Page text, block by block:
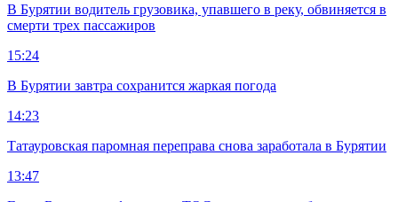
В Бурятии водитель грузовика, упавшего в реку, обвиняется в
смерти трех пассажиров
15:24
В Бурятии завтра сохранится жаркая погода
14:23
Татауровская паромная переправа снова заработала в Бурятии
13:47